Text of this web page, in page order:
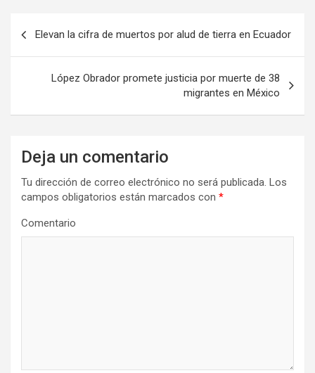
g
Elevan la cifra de muertos por alud de tierra en Ecuador
López Obrador promete justicia por muerte de 38
migrantes en México
Deja un comentario
Tu dirección de correo electrónico no será publicada. Los
campos obligatorios están marcados con *
Comentario